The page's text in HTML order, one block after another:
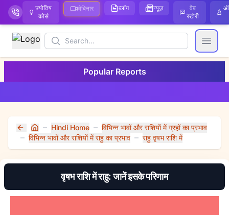
ज्योतिष
कोर्स
वेबिनार ब्लॉग न्यूज़
वेब
स्टोरी
Search
Open
Popular Reports
Home Hindi Home
विभिन्न भावों और राशियों में ग्रहों का प्रभाव
विभिन्न भावों और राशियों में राहु का प्रभाव
राहु वृषभ राशि में
वृषभ राशि में राहु: जानें इसके परिणाम